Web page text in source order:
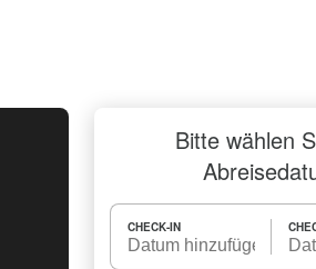
Bitte wählen
CHECK-IN